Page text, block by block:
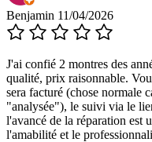
Benjamin 11/04/2026
J'ai confié 2 montres des
qualité, prix raisonnable.
sera facturé (chose normale
"analysée"), le suivi via le
l'avancé de la réparation est
l'amabilité et le